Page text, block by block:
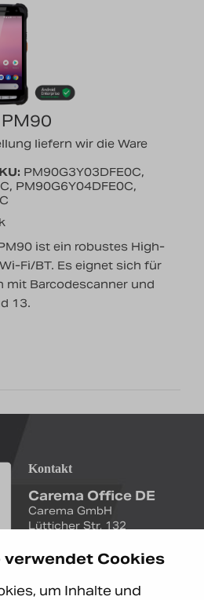
verwendet Cookies
um Inhalte und
liefern wir die Ware
PM90G3Y03DFE0C,
PM90G6Y04DFE0C,
ist ein robustes High-
Fi/BT. Es eignet sich für
mit Barcodescanner und
13.
Kontakt
Carema Office DE
Carema GmbH
Lütticher Str. 132
+49 (0)211 9367 8390
info@carema.de